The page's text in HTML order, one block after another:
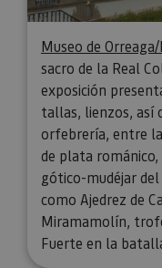
Museo de
sacro de la Real
exposición
tallas, lienzos, así
orfebrería, entre
de plata
gótico-mudéjar
como Ajedrez de
Miramamolín,
Fuerte en la